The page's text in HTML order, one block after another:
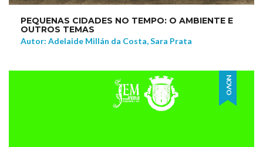
PEQUENAS CIDADES NO TEMPO: O AMBIENTE E
OUTROS TEMAS
Autor: Adelaide Millán da Costa, Sara Prata
NOVO